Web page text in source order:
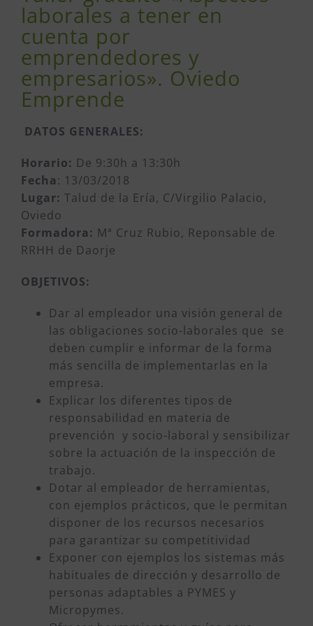
laborales a tener en
cuenta por
emprendedores y
empresarios». Oviedo
Emprende
DATOS GENERALES:
Horario: De 9:30h a 13:30h
Fecha: 13/03/2018
Lugar: Talud de la Ería, C/Virgilio Palacio,
Oviedo
Formadora: Mª Cruz Rubio, Reponsable de
RRHH de Daorje
OBJETIVOS:
Dar al empleador una visión general de
las obligaciones socio-laborales que se
deben cumplir e informar de la forma
más sencilla de implementarlas en la
empresa.
Explicar los diferentes tipos de
responsabilidad en materia de
prevención y socio-laboral y sensibilizar
sobre la actuación de la inspección de
trabajo.
Dotar al empleador de herramientas,
con ejemplos prácticos, que le permitan
disponer de los recursos necesarios
para garantizar su competitividad
Exponer con ejemplos los sistemas más
habituales de dirección y desarrollo de
personas adaptables a PYMES y
Micropymes.